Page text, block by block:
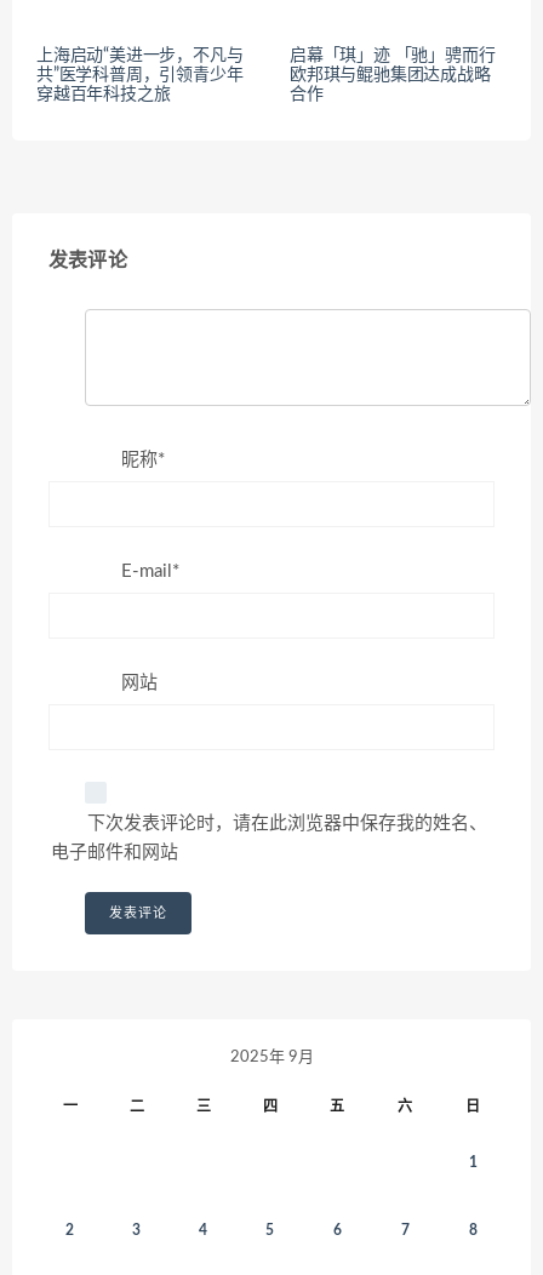
上海启动“美进一步，不凡与
共”医学科普周，引领青少年
穿越百年科技之旅
启幕「琪」迹 「驰」骋而行
欧邦琪与鲲驰集团达成战略
合作
发表评论
昵称*
E-mail*
网站
下次发表评论时，请在此浏览器中保存我的姓名、
电子邮件和网站
2025年 9月
一 二 三 四 五 六 日
1
2 3 4 5 6 7 8